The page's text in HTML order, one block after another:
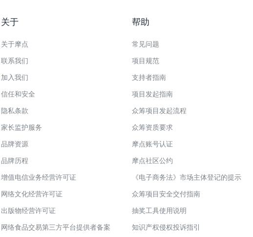
关于
关于摩点
联系我们
加入我们
信任和安全
隐私条款
家长监护服务
品牌资源
品牌历程
增值电信业务经营许可证
网络文化经营许可证
出版物经营许可证
网络食品交易第三方平台提供者备案
帮助
常见问题
项目规范
支持者指南
项目发起指南
众筹项目发起流程
众筹资质要求
摩点账号认证
摩点社区公约
《电子商务法》市场主体登记的提示
众筹项目安全交付指南
抽奖工具使用说明
知识产权侵权投诉指引